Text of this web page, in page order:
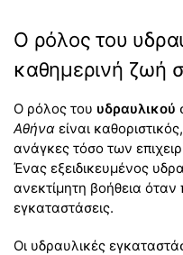
Ο ρόλος του
καθημερινή ζωή
Ο ρόλος του υδραυλικού
Αθήνα είναι
ανάγκες τόσο των
Ένας εξειδικευμένος
ανεκτίμητη βοήθεια όταν
εγκαταστάσεις.
Οι υδραυλικές